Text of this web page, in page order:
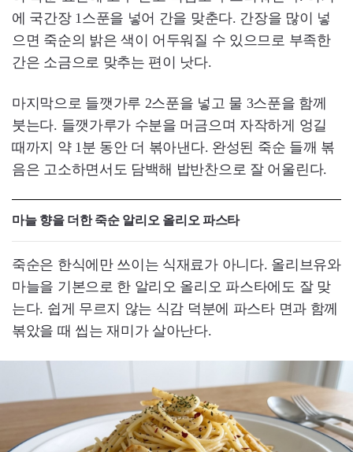
에 국간장 1스푼을 넣어 간을 맞춘다. 간장을 많이 넣
으면 죽순의 밝은 색이 어두워질 수 있으므로 부족한
간은 소금으로 맞추는 편이 낫다.
마지막으로 들깻가루 2스푼을 넣고 물 3스푼을 함께
붓는다. 들깻가루가 수분을 머금으며 자작하게 엉길
때까지 약 1분 동안 더 볶아낸다. 완성된 죽순 들깨 볶
음은 고소하면서도 담백해 밥반찬으로 잘 어울린다.
마늘 향을 더한 죽순 알리오 올리오 파스타
죽순은 한식에만 쓰이는 식재료가 아니다. 올리브유와
마늘을 기본으로 한 알리오 올리오 파스타에도 잘 맞
는다. 쉽게 무르지 않는 식감 덕분에 파스타 면과 함께
볶았을 때 씹는 재미가 살아난다.